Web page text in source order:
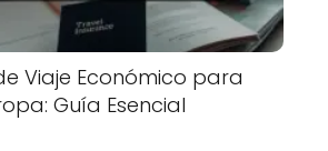
Viaje Económico para
Guía Esencial